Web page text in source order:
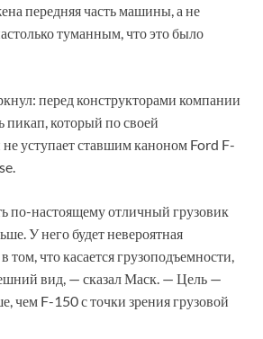
передняя часть машины, а не
туманным, что это было
перед конструкторами компании
пикап, который по своей
уступает ставшим каноном Ford F-
по-настоящему отличный грузовик
У него будет невероятная
том, что касается грузоподъемности,
вид, — сказал Маск. — Цель —
чем F-150 с точки зрения грузовой